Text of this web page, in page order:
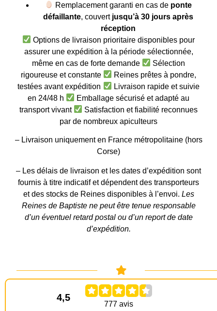
Remplacement garanti en cas de ponte
défaillante, couvert jusqu’à 30 jours après
réception
Options de livraison prioritaire disponibles pour
assurer une expédition à la période sélectionnée,
même en cas de forte demande
Sélection
rigoureuse et constante
Reines prêtes à pondre,
testées avant expédition
Livraison rapide et suivie
en 24/48 h
Emballage sécurisé et adapté au
transport vivant
Satisfaction et fiabilité reconnues
par de nombreux apiculteurs
– Livraison uniquement en France métropolitaine (hors
Corse)
– Les délais de livraison et les dates d’expédition sont
fournis à titre indicatif et dépendent des transporteurs
et des stocks de Reines disponibles à l’envoi. Les
Reines de Baptiste ne peut être tenue responsable
d’un éventuel retard postal ou d’un report de date
d’expédition.
4,5